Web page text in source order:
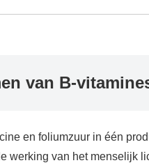
van B-
en foliumzuur in één
van het menselijk